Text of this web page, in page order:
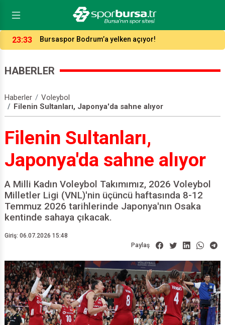
16:37 Bursaspor’un forma numaraları açıklandı
HABERLER
Haberler
Voleybol
Filenin Sultanları, Japonya'da sahne alıyor
Filenin Sultanları,
Japonya'da sahne alıyor
A Milli Kadın Voleybol Takımımız, 2026 Voleybol
Milletler Ligi (VNL)'nin üçüncü haftasında 8-12
Temmuz 2026 tarihlerinde Japonya'nın Osaka
kentinde sahaya çıkacak.
Giriş: 06.07.2026 15:48
Paylaş